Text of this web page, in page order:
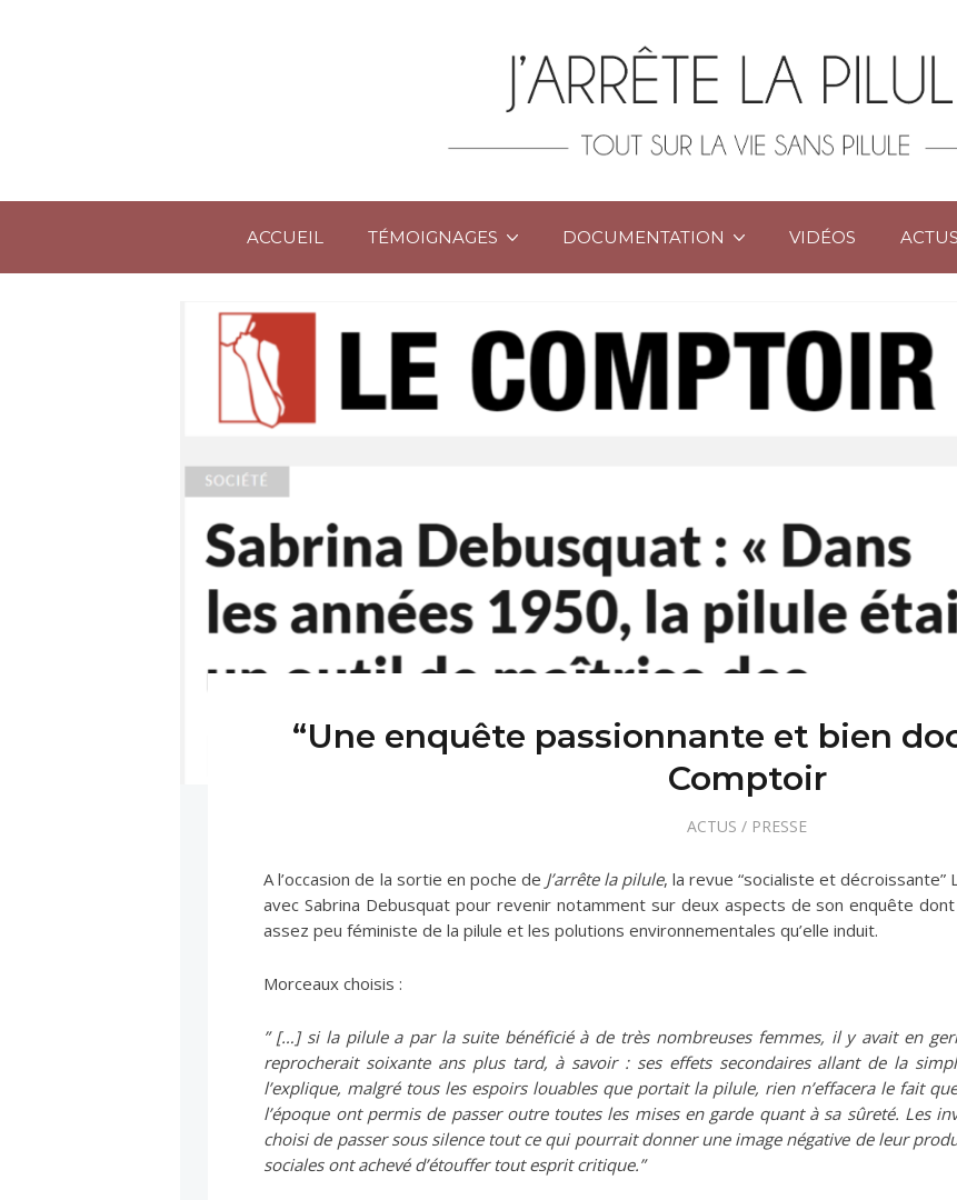
ACCUEIL TÉMOIGNAGES DOCUMENTATION VIDÉOS ACTUS
“Une enquête passionnante et bien
Comptoir
ACTUS / PRESSE
A l’occasion de la sortie en poche de J’arrête la pilule, la revue “socialiste et
avec Sabrina Debusquat pour revenir notamment sur deux aspects de son enquête
assez peu féministe de la pilule et les polutions environnementales qu’elle induit.
Morceaux choisis :
” […] si la pilule a par la suite bénéficié à de très nombreuses femmes, il y avait en
reprocherait soixante ans plus tard, à savoir : ses effets secondaires allant de la
l’explique, malgré tous les espoirs louables que portait la pilule, rien n’effacera le fait
l’époque ont permis de passer outre toutes les mises en garde quant à sa sûreté. Les
choisi de passer sous silence tout ce qui pourrait donner une image négative de leur
sociales ont achevé d’étouffer tout esprit critique.”